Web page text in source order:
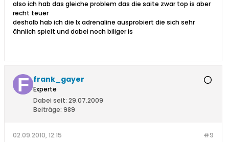
also ich hab das gleiche problem das die saite zwar top is aber
recht teuer
deshalb hab ich die lx adrenaline ausprobiert die sich sehr
ähnlich spielt und dabei noch biliger is
frank_gayer
Experte
Dabei seit: 29.07.2009
Beiträge: 989
#9
02.09.2010, 12:15